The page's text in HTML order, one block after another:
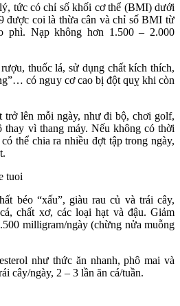
tức có chỉ số khối cơ thể (BMI) dưới
được coi là thừa cân và chỉ số BMI từ
phì. Nạp không hơn 1.500 – 2.000
thuốc lá, sử dụng chất kích thích,
có nguy cơ cao bị đột quỵ khi còn
trở lên mỗi ngày, như đi bộ, chơi golf,
vì thang máy. Nếu không có thời
thể chia ra nhiều đợt tập trong ngày,
béo “xấu”, giàu rau củ và trái cây,
chất xơ, các loại hạt và đậu. Giảm
milligram/ngày (chừng nửa muỗng
như thức ăn nhanh, phô mai và
cây/ngày, 2 – 3 lần ăn cá/tuần.